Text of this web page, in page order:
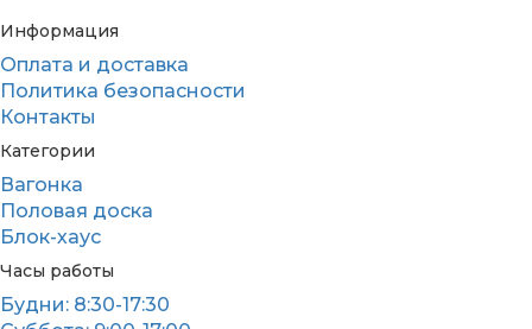
Информация
Оплата и доставка
Политика безопасности
Контакты
Категории
Вагонка
Половая доска
Блок-хаус
Часы работы
Будни: 8:30-17:30